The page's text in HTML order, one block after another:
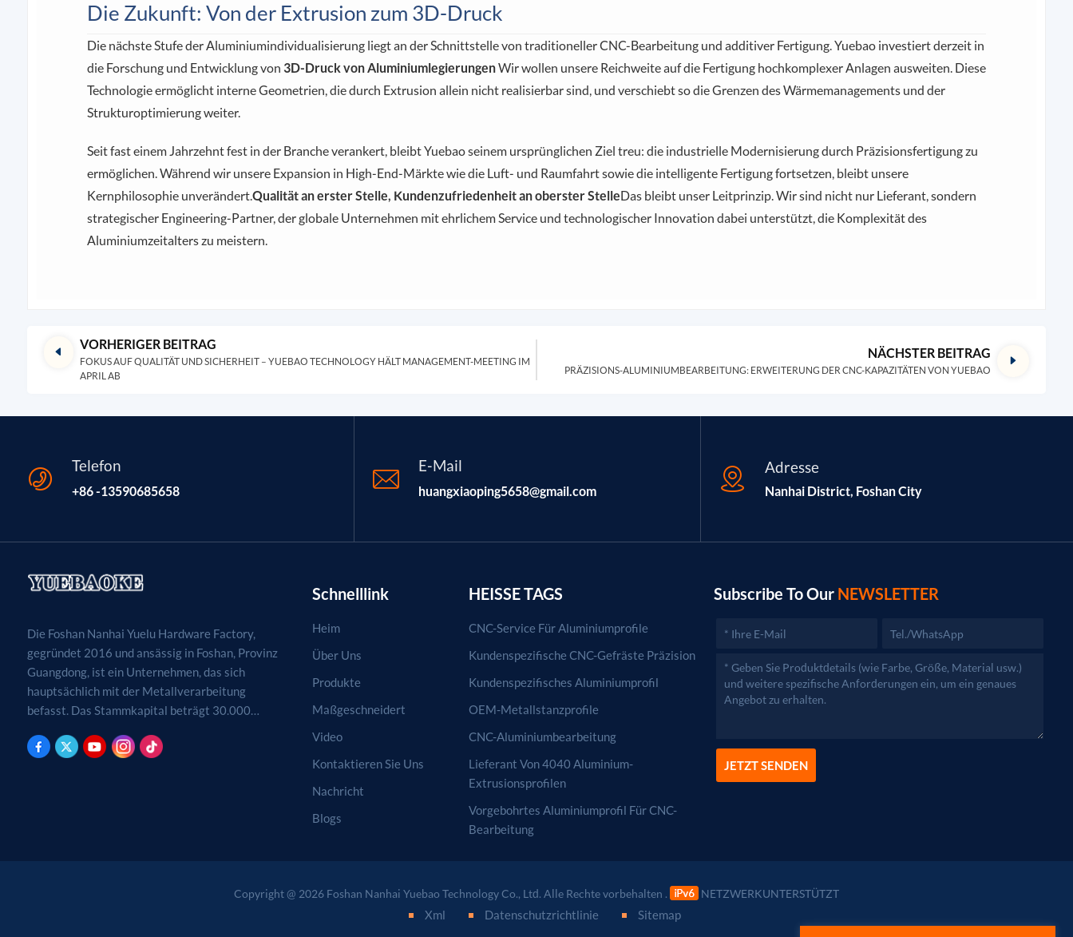
Die Zukunft: Von der Extrusion zum 3D-Druck
Die nächste Stufe der Aluminiumindividualisierung liegt an der Schnittstelle von traditioneller CNC-Bearbeitung und additiver Fertigung. Yuebao investiert derzeit in
die Forschung und Entwicklung von 3D-Druck von AluminiumlegierungenWir wollen unsere Reichweite auf die Fertigung hochkomplexer Anlagen ausweiten. Diese
Technologie ermöglicht interne Geometrien, die durch Extrusion allein nicht realisierbar sind, und verschiebt so die Grenzen des Wärmemanagements und der
Strukturoptimierung weiter.
Seit fast einem Jahrzehnt fest in der Branche verankert, bleibt Yuebao seinem ursprünglichen Ziel treu: die industrielle Modernisierung durch Präzisionsfertigung zu
ermöglichen. Während wir unsere Expansion in High-End-Märkte wie die Luft- und Raumfahrt sowie die intelligente Fertigung fortsetzen, bleibt unsere
Kernphilosophie unverändert.Qualität an erster Stelle, Kundenzufriedenheit an oberster StelleDas bleibt unser Leitprinzip. Wir sind nicht nur Lieferant, sondern
strategischer Engineering-Partner, der globale Unternehmen mit ehrlichem Service und technologischer Innovation dabei unterstützt, die Komplexität des
Aluminiumzeitalters zu meistern.
VORHERIGER BEITRAG
FOKUS AUF QUALITÄT UND SICHERHEIT – YUEBAO TECHNOLOGY HÄLT MANAGEMENT-MEETING IM
APRIL AB
NÄCHSTER BEITRAG
PRÄZISIONS-ALUMINIUMBEARBEITUNG: ERWEITERUNG DER CNC-KAPAZITÄTEN VON YUEBAO
Telefon
+86 -13590685658
E-Mail
huangxiaoping5658@gmail.com
Adresse
Nanhai District, Foshan City
Die Foshan Nanhai Yuelu Hardware Factory,
gegründet 2016 und ansässig in Foshan, Provinz
Guangdong, ist ein Unternehmen, das sich
hauptsächlich mit der Metallverarbeitung
befasst. Das Stammkapital beträgt 30.000
Produktion und der Vertrieb von
Schnelllink
Heim
Über Uns
Produkte
Maßgeschneidert
Video
Kontaktieren Sie Uns
Nachricht
Blogs
HEISSE TAGS
CNC-Service Für Aluminiumprofile
Kundenspezifische CNC-Gefräste Präzision
Kundenspezifisches Aluminiumprofil
OEM-Metallstanzprofile
CNC-Aluminiumbearbeitung
Lieferant Von 4040 Aluminium-
Extrusionsprofilen
Vorgebohrtes Aluminiumprofil Für CNC-
Bearbeitung
Subscribe To Our NEWSLETTER
JETZT SENDEN
Copyright @ 2026 Foshan Nanhai Yuebao Technology Co., Ltd. Alle Rechte vorbehalten . NETZWERKUNTERSTÜTZT
Xml Datenschutzrichtlinie Sitemap